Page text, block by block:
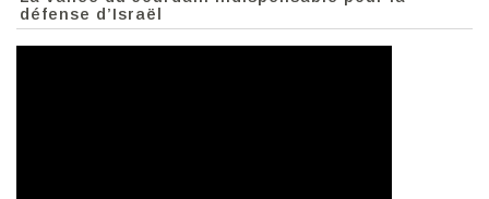
défense d’Israël